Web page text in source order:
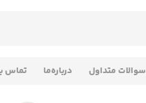
سوالات متداول درباره‌ما تماس